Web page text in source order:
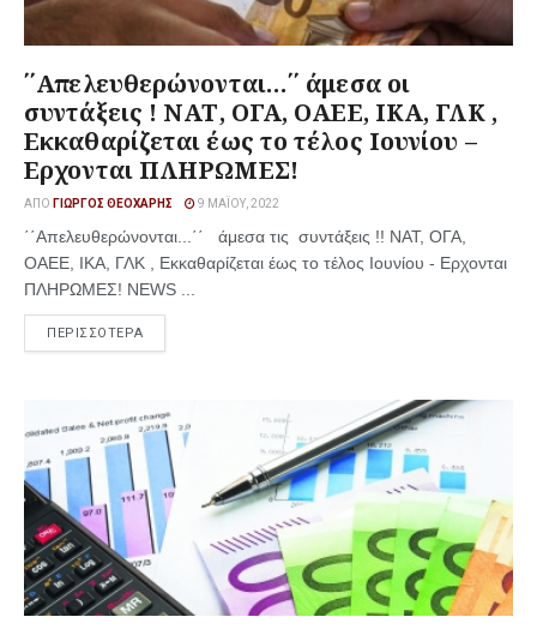
΄΄Απελευθερώνονται…΄΄ άμεσα οι
συντάξεις ! ΝΑΤ, ΟΓΑ, ΟΑΕΕ, ΙΚΑ, ΓΛΚ ,
Εκκαθαρίζεται έως το τέλος Ιουνίου –
Ερχονται ΠΛΗΡΩΜΕΣ!
ΑΠΌ ΓΙΏΡΓΟΣ ΘΕΟΧΆΡΗΣ 9 ΜΑΪ́ΟΥ, 2022
΄΄Απελευθερώνονται...΄΄ άμεσα τις συντάξεις !! ΝΑΤ, ΟΓΑ,
ΟΑΕΕ, ΙΚΑ, ΓΛΚ , Εκκαθαρίζεται έως το τέλος Ιουνίου - Ερχονται
ΠΛΗΡΩΜΕΣ! NEWS ...
ΠΕΡΙΣΣΟΤΕΡΑ